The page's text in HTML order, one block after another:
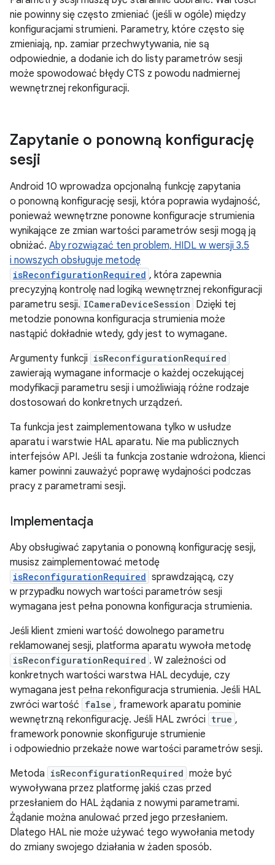
nie powinny się często zmieniać (jeśli w ogóle) między
konfiguracjami strumieni. Parametry, które często się
zmieniają, np. zamiar przechwytywania, nie są
odpowiednie, a dodanie ich do listy parametrów sesji
może spowodować błędy CTS z powodu nadmiernej
wewnętrznej rekonfiguracji.
Zapytanie o ponowną konfigurację
sesji
Android 10 wprowadza opcjonalną funkcję zapytania
o ponowną konfigurację sesji, która poprawia wydajność,
ponieważ wewnętrzne ponowne konfiguracje strumienia
wynikające ze zmian wartości parametrów sesji mogą ją
obniżać. Aby rozwiązać ten problem, HIDL w wersji 3.5
i nowszych obsługuje metodę
isReconfigurationRequired , która zapewnia
precyzyjną kontrolę nad logiką wewnętrznej rekonfiguracji
parametru sesji. ICameraDeviceSession Dzięki tej
metodzie ponowna konfiguracja strumienia może
nastąpić dokładnie wtedy, gdy jest to wymagane.
Argumenty funkcji isReconfigurationRequired
zawierają wymagane informacje o każdej oczekującej
modyfikacji parametru sesji i umożliwiają różne rodzaje
dostosowań do konkretnych urządzeń.
Ta funkcja jest zaimplementowana tylko w usłudze
aparatu i warstwie HAL aparatu. Nie ma publicznych
interfejsów API. Jeśli ta funkcja zostanie wdrożona, klienci
kamer powinni zauważyć poprawę wydajności podczas
pracy z parametrami sesji.
Implementacja
Aby obsługiwać zapytania o ponowną konfigurację sesji,
musisz zaimplementować metodę
isReconfigurationRequired sprawdzającą, czy
w przypadku nowych wartości parametrów sesji
wymagana jest pełna ponowna konfiguracja strumienia.
Jeśli klient zmieni wartość dowolnego parametru
reklamowanej sesji, platforma aparatu wywoła metodę
isReconfigurationRequired . W zależności od
konkretnych wartości warstwa HAL decyduje, czy
wymagana jest pełna rekonfiguracja strumienia. Jeśli HAL
zwróci wartość false , framework aparatu pominie
wewnętrzną rekonfigurację. Jeśli HAL zwróci true ,
framework ponownie skonfiguruje strumienie
i odpowiednio przekaże nowe wartości parametrów sesji.
Metoda isReconfigurationRequired może być
wywoływana przez platformę jakiś czas przed
przesłaniem do HAL żądania z nowymi parametrami.
Żądanie można anulować przed jego przesłaniem.
Dlatego HAL nie może używać tego wywołania metody
do zmiany swojego działania w żaden sposób.